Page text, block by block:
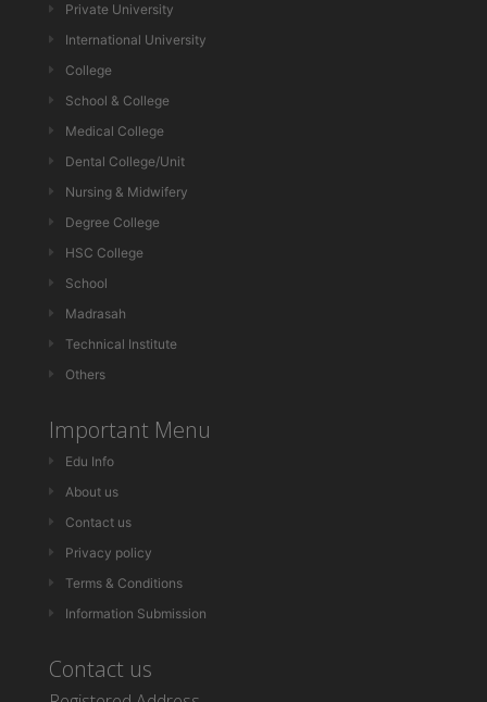
Private University
International University
College
School & College
Medical College
Dental College/Unit
Nursing & Midwifery
Degree College
HSC College
School
Madrasah
Technical Institute
Others
Important Menu
Edu Info
About us
Contact us
Privacy policy
Terms & Conditions
Information Submission
Contact us